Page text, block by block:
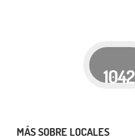
1042
MÁS SOBRE LOCALES